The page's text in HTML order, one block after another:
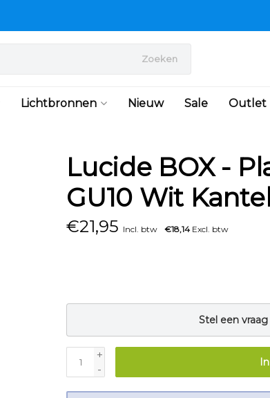
Zoeken
Lichtbronnen Nieuw Sale Outlet
Lucide BOX -
GU10 Wit
€21,95 Incl. btw €18,14Excl. btw
Stel een
+
-